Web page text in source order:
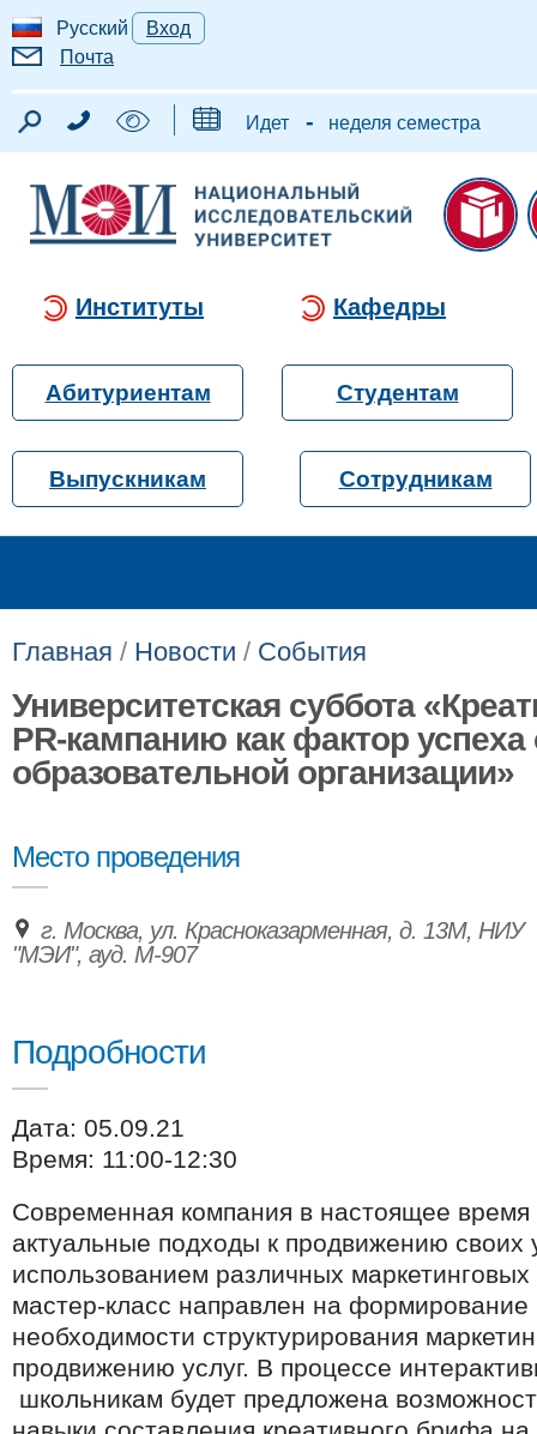
Русский
Вход
Почта
Идет - неделя семестра
Институты Кафедры
Абитуриентам Студентам
Выпускникам Сотрудникам
Главная / Новости / События
Университетская суббота
PR-кампанию как фактор
образовательной организации»
Место проведения
г. Москва, ул. Красноказарменная, д. 13М, НИУ
"МЭИ", ауд. М-907
Подробности
Дата: 05.09.21
Время: 11:00-12:30
Современная компания в настоящее время
актуальные подходы к продвижению своих
использованием различных
мастер-класс направлен на
необходимости структурирования
продвижению услуг. В процессе
школьникам будет предложена